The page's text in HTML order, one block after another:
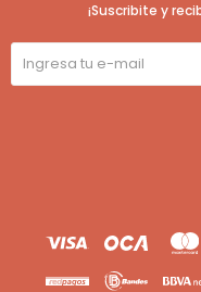
¡Suscribite y